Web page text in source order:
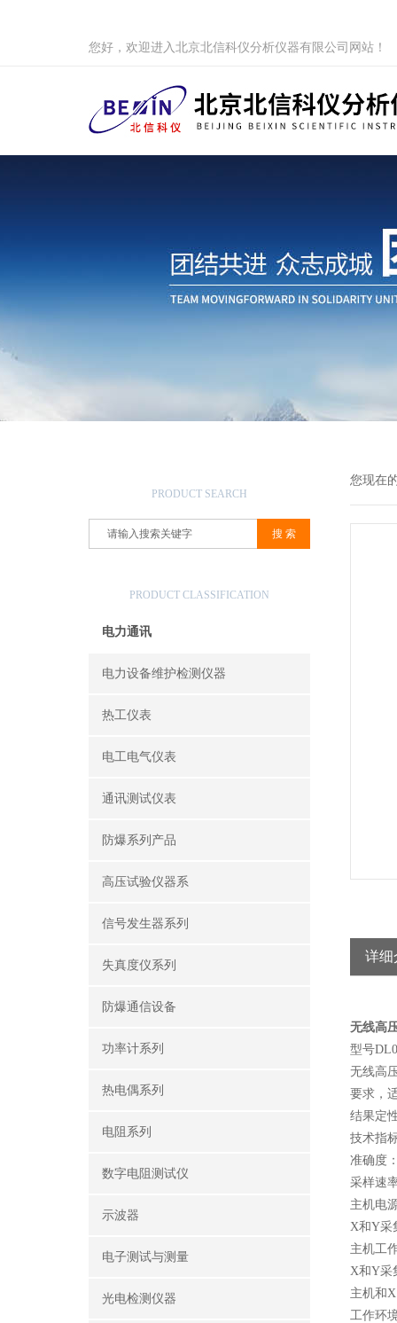
您好，欢迎进入北京北信科仪分析仪器有限公司网站！
PRODUCT SEARCH
PRODUCT CLASSIFICATION
电力通讯
电力设备维护检测仪器
热工仪表
电工电气仪表
通讯测试仪表
防爆系列产品
高压试验仪器系
信号发生器系列
失真度仪系列
防爆通信设备
功率计系列
热电偶系列
电阻系列
数字电阻测试仪
示波器
电子测试与测量
光电检测仪器
您现在
详细
无线高
型号
无线高
要求，
结果定
技术指
准确度
采样速
主机电
X和Y采
主机工
X和Y采
主机和
工作环